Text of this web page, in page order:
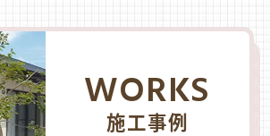
WORKS
施工事例